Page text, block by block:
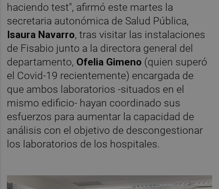
haciendo test", afirmó este martes la
secretaria autonómica de Salud Pública,
Isaura Navarro, tras visitar las instalaciones
de Fisabio junto a la directora general del
departamento, Ofelia Gimeno (quien superó
el Covid-19 recientemente) encargada de
que ambos laboratorios -situados en el
mismo edificio- hayan coordinado sus
esfuerzos para aumentar la capacidad de
análisis con el objetivo de descongestionar
los laboratorios de los hospitales.